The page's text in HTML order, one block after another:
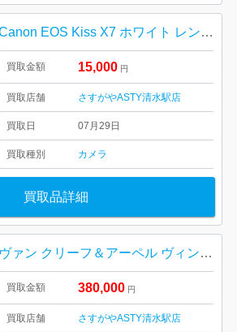
Canon EOS Kiss X7 ホワイト レンズキット
買取金額 15,000 円
買取店舗 さすがやASTY清水駅店
買取日 07月29日
買取種別 カメラ
買取品詳細
ヴァン クリーフ＆アーペル ヴィンテージ アルハンブラ ペンダント
買取金額 380,000 円
買取店舗 さすがやASTY清水駅店